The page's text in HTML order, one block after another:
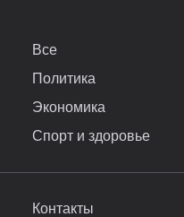
Все
Политика
Экономика
Спорт и здоровье
Контакты